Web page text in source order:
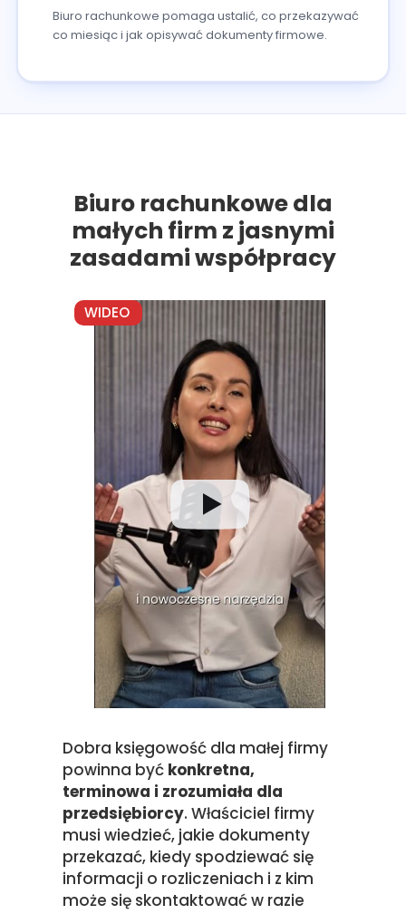
Biuro rachunkowe pomaga ustalić, co przekazywać
co miesiąc i jak opisywać dokumenty firmowe.
Biuro rachunkowe dla
małych firm z jasnymi
zasadami współpracy
Dobra księgowość dla małej firmy
powinna być konkretna,
terminowa i zrozumiała dla
przedsiębiorcy. Właściciel firmy
musi wiedzieć, jakie dokumenty
przekazać, kiedy spodziewać się
informacji o rozliczeniach i z kim
może się skontaktować w razie
WIDEO